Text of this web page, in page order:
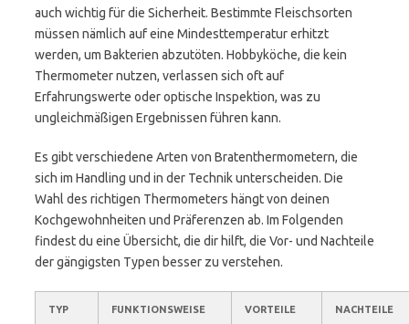
auch wichtig für die Sicherheit. Bestimmte Fleischsorten
müssen nämlich auf eine Mindesttemperatur erhitzt
werden, um Bakterien abzutöten. Hobbyköche, die kein
Thermometer nutzen, verlassen sich oft auf
Erfahrungswerte oder optische Inspektion, was zu
ungleichmäßigen Ergebnissen führen kann.
Es gibt verschiedene Arten von Bratenthermometern, die
sich im Handling und in der Technik unterscheiden. Die
Wahl des richtigen Thermometers hängt von deinen
Kochgewohnheiten und Präferenzen ab. Im Folgenden
findest du eine Übersicht, die dir hilft, die Vor- und Nachteile
der gängigsten Typen besser zu verstehen.
TYP FUNKTIONSWEISE VORTEILE NACHTEILE